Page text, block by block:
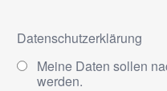
Datenschutzerklärung
Meine Daten sollen
werden.